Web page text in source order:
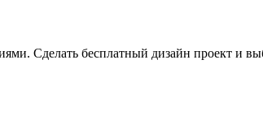
Сделать бесплатный дизайн проект и